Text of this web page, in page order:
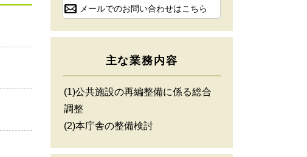
メールでのお問い合わせはこちら
主な業務内容
(1)公共施設の再編整備に係る総合
調整
(2)本庁舎の整備検討